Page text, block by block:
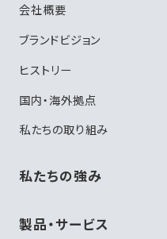
会社概要
ブランドビジョン
ヒストリー
国内・海外拠点
私たちの取り組み
私たちの強み
製品・サービス